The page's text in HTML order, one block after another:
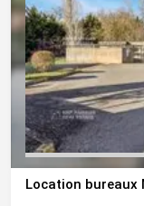
Location bureaux